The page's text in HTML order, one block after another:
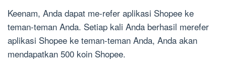
Keenam, Anda dapat me-refer aplikasi Shopee ke
teman-teman Anda. Setiap kali Anda berhasil merefer
aplikasi Shopee ke teman-teman Anda, Anda akan
mendapatkan 500 koin Shopee.